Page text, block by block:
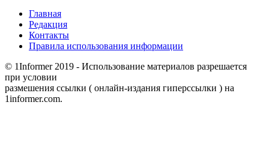
Главная
Редакция
Контакты
Правила использования информации
© 1Informer 2019 - Использование материалов разрешается
при условии
размешения ссылки ( онлайн-издания гиперссылки ) на
1informer.com.